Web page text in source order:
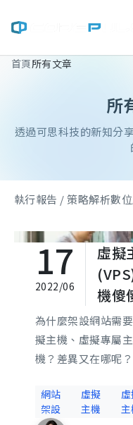
ChooWe AI仿生客服
執行報告 / 策略解析
數位成長與技術專欄
首頁所有文章
所
透過可思科技的新知分
執行報告 / 策略解析數
17
2022/06
虛擬
機傻
選擇
為什麼架設網站需
擬主機、虛擬專屬
機？差異又在哪呢
唷！
網站
架設
虛擬
主機
主